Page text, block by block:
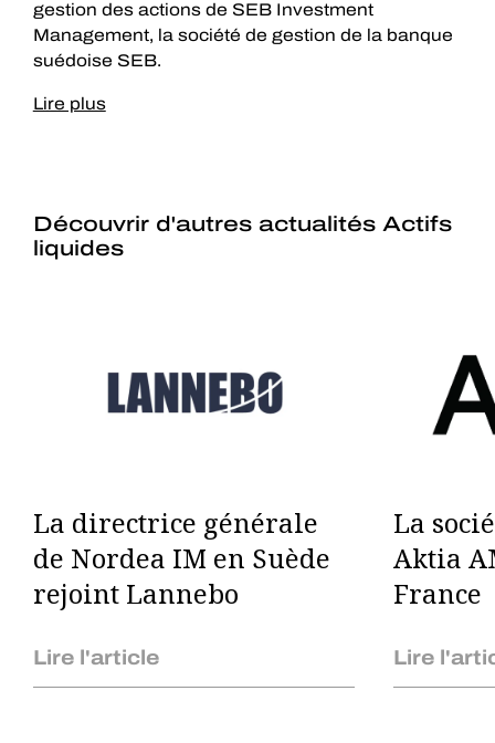
gestion des actions de SEB Investment
Management, la société de gestion de la banque
suédoise SEB.
Lire plus
Découvrir d'autres actualités Actifs
liquides
La directrice générale
de Nordea IM en Suède
rejoint Lannebo
Lire l'article
La
Aktia
France
Lire